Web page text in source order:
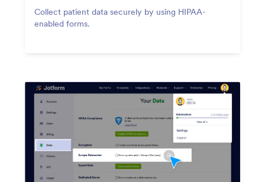
Collect patient data securely by using HIPAA-
enabled forms.